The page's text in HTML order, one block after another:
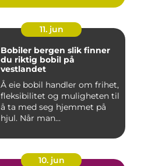
11. jun
Bobiler bergen slik finner
du riktig bobil på
vestlandet
Å eie bobil handler om frihet,
fleksibilitet og muligheten til
å ta med seg hjemmet på
hjul. Når man...
10. jun